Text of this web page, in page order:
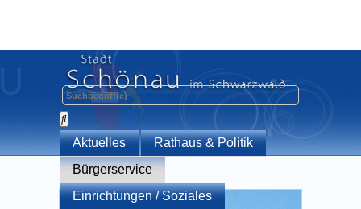
Aktuelles
Rathaus & Politik
Bürgerservice
Einrichtungen / Soziales